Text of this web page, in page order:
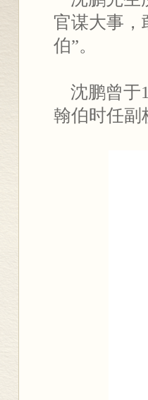
官谋大事，
伯”。
沈鹏曾于
翰伯时任副